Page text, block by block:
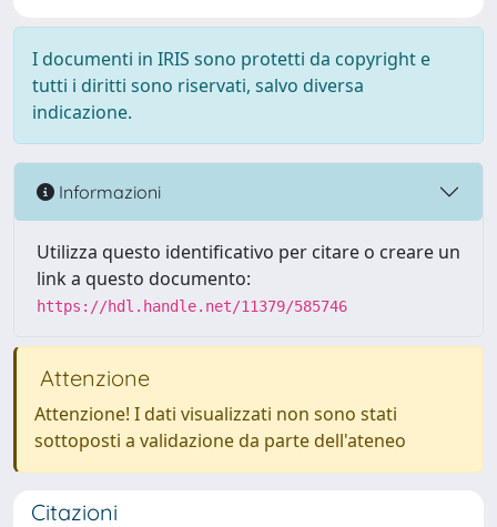
I documenti in IRIS sono protetti da copyright e
tutti i diritti sono riservati, salvo diversa
indicazione.
Informazioni
Utilizza questo identificativo per citare o creare un
link a questo documento:
https://hdl.handle.net/11379/585746
Attenzione
Attenzione! I dati visualizzati non sono stati
sottoposti a validazione da parte dell'ateneo
Citazioni